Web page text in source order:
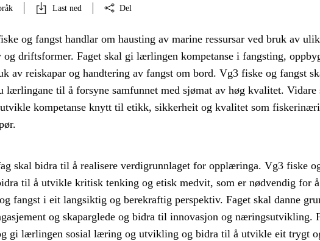
Last ned Del
og fangst handlar om hausting av marine ressursar ved bruk av
og driftsformer. Faget skal gi lærlingen kompetanse i fangsting,
av reiskapar og handtering av fangst om bord. Vg3 fiske og fangst
lærlingane til å forsyne samfunnet med sjømat av høg kvalitet. Vidare
kompetanse knytt til etikk, sikkerheit og kvalitet som
skal bidra til å realisere verdigrunnlaget for opplæringa. Vg3 fiske
til å utvikle kritisk tenking og etisk medvit, som er nødvendig for
fangst i eit langsiktig og berekraftig perspektiv. Faget skal danne
og skaparglede og bidra til innovasjon og næringsutvikling.
gi lærlingen sosial læring og utvikling og bidra til å utvikle eit trygt